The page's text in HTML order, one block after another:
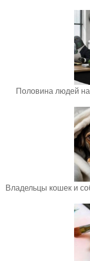
Половина людей
Владельцы кошек и